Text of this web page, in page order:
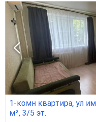
1-комн квартира, ул
м², 3/5 эт.